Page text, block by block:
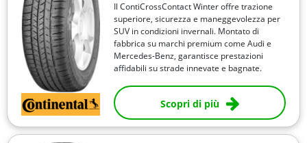
Il ContiCrossContact Winter offre trazione
superiore, sicurezza e maneggevolezza per
SUV in condizioni invernali. Montato di
fabbrica su marchi premium come Audi e
Mercedes-Benz, garantisce prestazioni
affidabili su strade innevate e bagnate.
Scopri di più